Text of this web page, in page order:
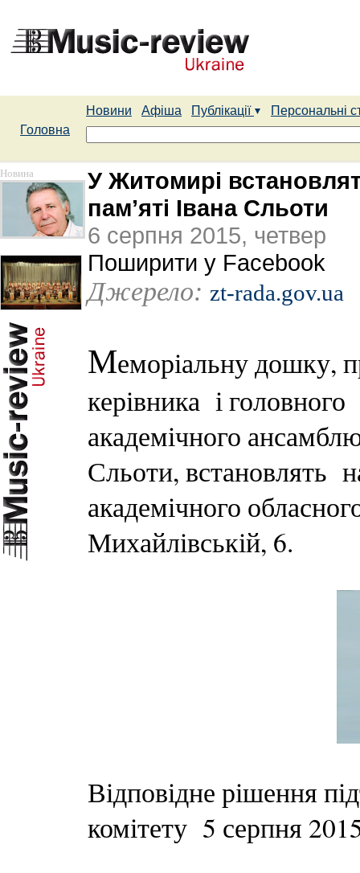
Новини Афіша Публікації
Персональні
Головна
Новина
У Житомирі
пам’яті Івана Сльоти
6 серпня 2015, четвер
Поширити у Facebook
Джерело: zt-rada.gov.ua
Меморіальну дошку,
керівника і
академічного
Сльоти, встановлять
академічного
Михайлівській, 6.
Відповідне рішення
комітету 5 серпня